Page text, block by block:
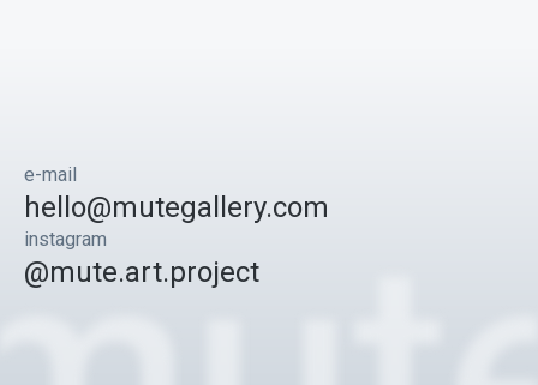
e-mail
hello@mutegallery.com
instagram
@mute.art.project